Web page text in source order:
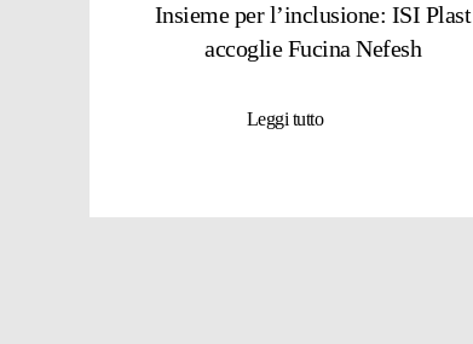
Insieme per l’inclusione: ISI Plast
accoglie Fucina Nefesh
Leggi tutto